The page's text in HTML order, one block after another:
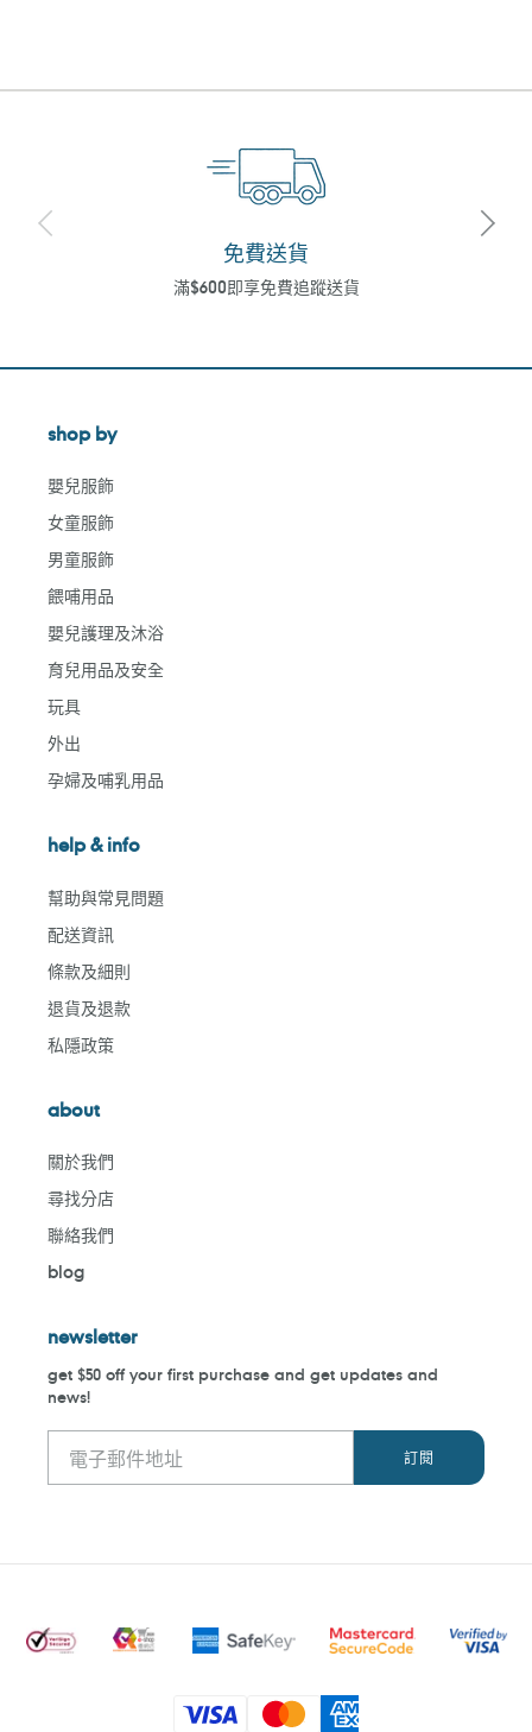
免費送貨
滿$600即享免費追蹤送貨
shop by
嬰兒服飾
女童服飾
男童服飾
餵哺用品
嬰兒護理及沐浴
育兒用品及安全
玩具
外出
孕婦及哺乳用品
help & info
幫助與常見問題
配送資訊
條款及細則
退貨及退款
私隱政策
about
關於我們
尋找分店
聯絡我們
blog
newsletter
get $50 off your first purchase and get updates and
news!
付